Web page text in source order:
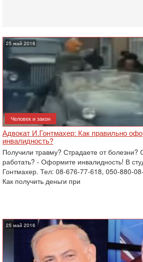
25 май 2016
Человек и закон
Адвокат И.Гонтмахер: Как правильно
инвалидность?
Получили травму? Страдаете от болезни?
работать? - Оформите инвалидность! В
Гонтмахер. Тел: 08-676-77-618, 050-880-
Как получить деньги при
25 май 2016